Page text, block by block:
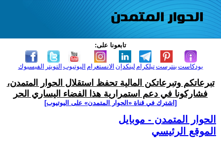
تابعونا على:
الفيسبوك التويتر اليوتيوب الانستغرام لينكدإن تيلكرامبنترست بودكاست
تبرعاتكم وتبرعاتكن المالية تحفظ استقلال الحوار المتمدن،
فشاركونا في دعم استمرارية هذا الفضاء اليساري الحر
[اشترك في قناة ‫«الحوار المتمدن» على اليوتيوب]
الحوار المتمدن - موبايل
الموقع الرئيسي